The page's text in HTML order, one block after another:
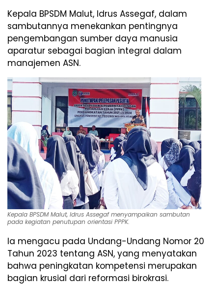
Kepala BPSDM Malut, Idrus Assegaf, dalam
sambutannya menekankan pentingnya
pengembangan sumber daya manusia
aparatur sebagai bagian integral dalam
manajemen ASN.
Kepala BPSDM Malut, Idrus Assegaf menyampaikan sambutan
pada kegiatan penutupan orientasi PPPK.
Ia mengacu pada Undang-Undang Nomor 20
Tahun 2023 tentang ASN, yang menyatakan
bahwa peningkatan kompetensi merupakan
bagian krusial dari reformasi birokrasi.